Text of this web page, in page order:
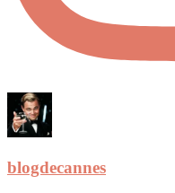
blogdecannes